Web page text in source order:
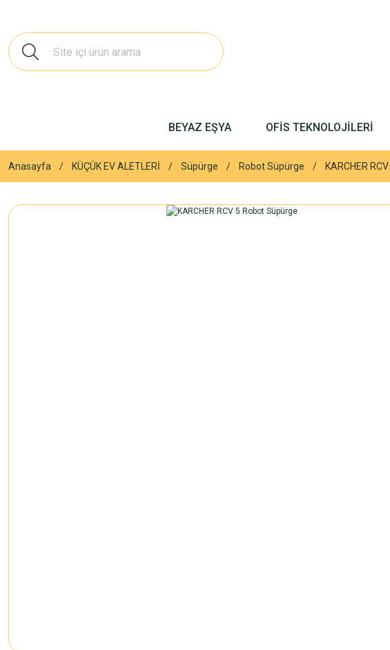
BEYAZ EŞYA OFİS TEKNOLOJİLERİ
Anasayfa KÜÇÜK EV ALETLERİ Süpürge Robot Süpürge KARCHER